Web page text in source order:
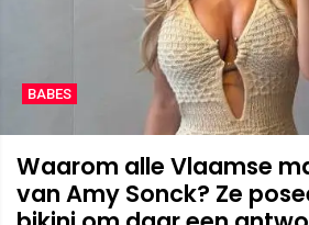
BABES
Waarom alle Vlaamse
van Amy Sonck? Ze